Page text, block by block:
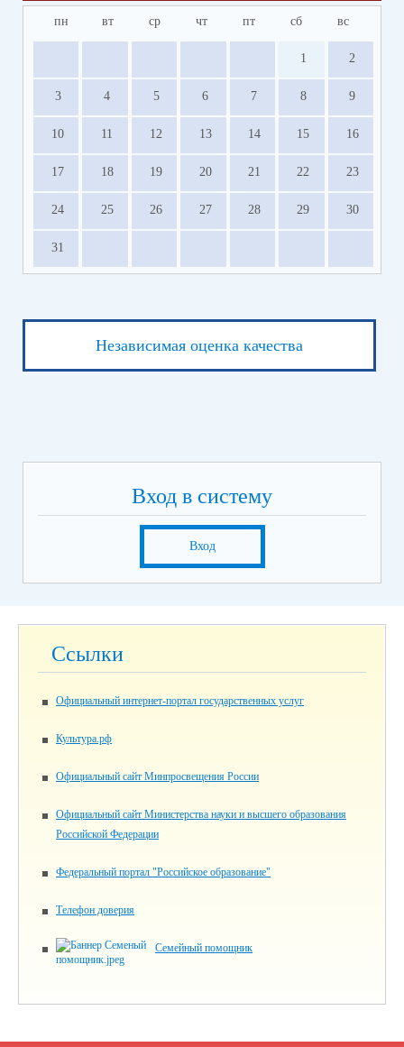
пн вт ср чт пт сб вс
1 2
3 4 5 6 7 8 9
10 11 12 13 14 15 16
17 18 19 20 21 22 23
24 25 26 27 28 29 30
31
Независимая оценка качества
Вход в систему
Вход
Ссылки
Официальный интернет-портал государственных услуг
Культура.рф
Официальный сайт Минпросвещения России
Официальный сайт Министерства науки и высшего образования
Российской Федерации
Федеральный портал "Российское образование"
Телефон доверия
Семейный помощник